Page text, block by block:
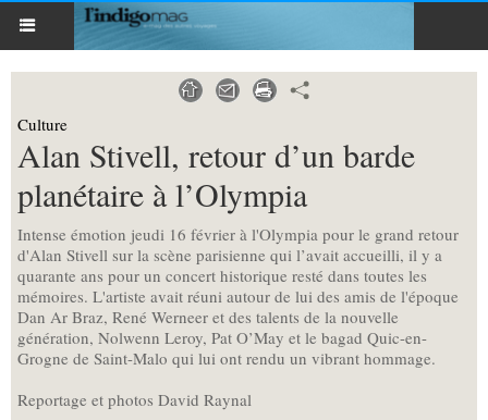
Culture
Alan Stivell, retour d’un barde
planétaire à l’Olympia
Intense émotion jeudi 16 février à l'Olympia pour le grand retour
d'Alan Stivell sur la scène parisienne qui l’avait accueilli, il y a
quarante ans pour un concert historique resté dans toutes les
mémoires. L'artiste avait réuni autour de lui des amis de l'époque
Dan Ar Braz, René Werneer et des talents de la nouvelle
génération, Nolwenn Leroy, Pat O’May et le bagad Quic-en-
Grogne de Saint-Malo qui lui ont rendu un vibrant hommage.
Reportage et photos David Raynal